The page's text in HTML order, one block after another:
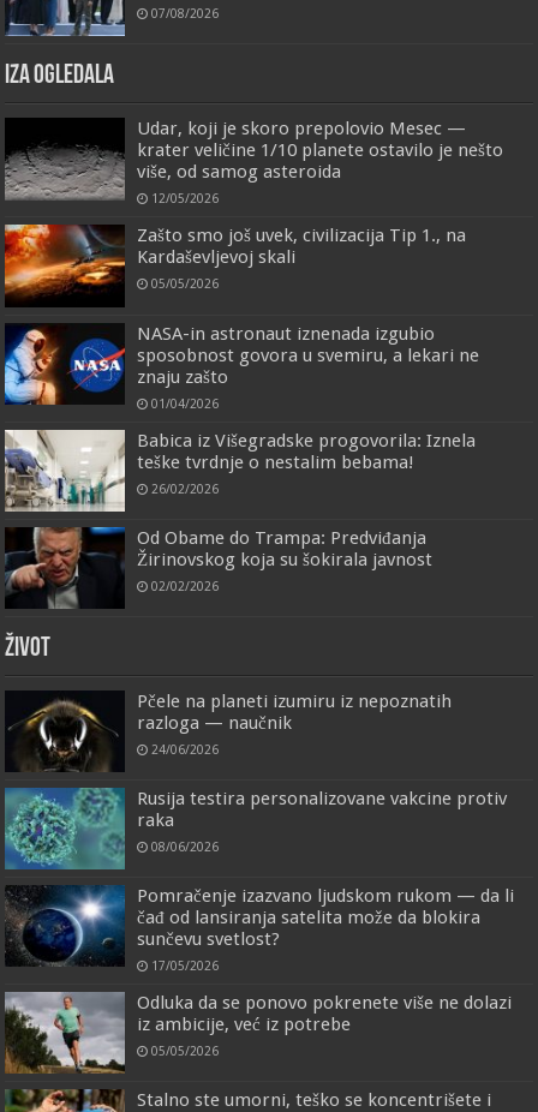
07/08/2026
IZA OGLEDALA
Udar, koji je skoro prepolovio Mesec —
krater veličine 1/10 planete ostavilo je nešto
više, od samog asteroida
12/05/2026
Zašto smo još uvek, civilizacija Tip 1., na
Kardaševljevoj skali
05/05/2026
NASA-in astronaut iznenada izgubio
sposobnost govora u svemiru, a lekari ne
znaju zašto
01/04/2026
Babica iz Višegradske progovorila: Iznela
teške tvrdnje o nestalim bebama!
26/02/2026
Od Obame do Trampa: Predviđanja
Žirinovskog koja su šokirala javnost
02/02/2026
ŽIVOT
Pčele na planeti izumiru iz nepoznatih
razloga — naučnik
24/06/2026
Rusija testira personalizovane vakcine protiv
raka
08/06/2026
Pomračenje izazvano ljudskom rukom — da li
čađ od lansiranja satelita može da blokira
sunčevu svetlost?
17/05/2026
Odluka da se ponovo pokrenete više ne dolazi
iz ambicije, već iz potrebe
05/05/2026
Stalno ste umorni, teško se koncentrišete i